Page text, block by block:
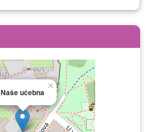
Naše učebna
×